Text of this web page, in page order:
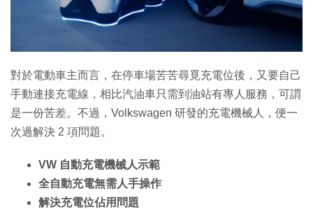
對於電動車主而言，在停車場苦苦尋覓充電位後，又要自己
手動連接充電線，相比汽油車只需到油站有專人服務，可謂
是一份苦差。不過，Volkswagen 研發的充電機械人，便一
次過解決 2 項問題。
VW 自動充電機械人示範
全自動充電無需人手操作
解決充電位佔用問題